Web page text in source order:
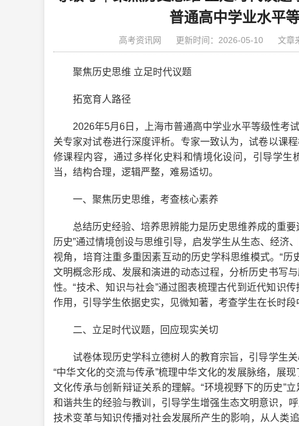
普通高中学业水平
高考资讯网 更新时间：2026-05-10 文章
聚焦历史思维 立足时代议题
拓宽育人路径
2026年5月6日，上海市普通高中学业水平等级性考试
关专家对试卷进行深度评析。专家一致认为，试卷以课
修课程内容，通过多样化史料和情境化设问，引导学
当，结构合理，逻辑严整，难易适切。
一、聚焦历史思维，考查核心素养
总结历史经验、培养思辨能力是历史思维养成的重要
历史”通过情境创设与思维引导，启发学生从生态、经济
视角，培育注重多重因素互动的历史学科思维模式。“
文明概念形成、发展和演进的动态过程，分析历史书写
性。“技术、知识与社会”通过图表梳理古代到近代知识
作用，引导学生依据史实，见微知著，考查学生在长时段
二、立足时代议题，回应现实关切
试卷体现历史学科立德树人的教育宗旨，引导学生关
“中华文化的交流与传承”梳理中华文化的发展脉络，展
文化传承与创新辩证关系的理解。“环境视野下的历史”
和谐共生的经验与教训，引导学生增强生态文明意识，
技术变革与知识传播对社会发展所产生的影响，从人类